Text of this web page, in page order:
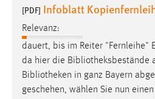
[PDF] Infoblatt
Relevanz:
dauert, bis im Reiter "Fernleihe"
da hier die Bibliotheksbestände
Bibliotheken in ganz Bayern
geschehen, wählen Sie nun